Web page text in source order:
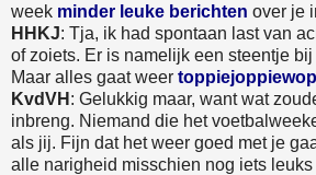
week minder leuke berichten over je
HHKJ: Tja, ik had spontaan last van
of zoiets. Er is namelijk een steentje
Maar alles gaat weer
KvdVH : Gelukkig maar, want wat
inbreng. Niemand die het
als jij. Fijn dat het weer goed met je
alle narigheid misschien nog iets